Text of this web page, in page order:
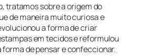
tratamos sobre a origem do
de maneira muito curiosa e
a forma de criar
em tecidos e reformulou
de pensar e confeccionar.